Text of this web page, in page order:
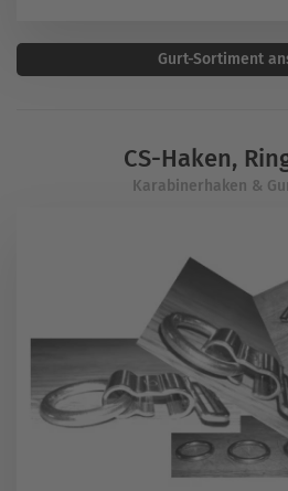
Gurt-Sortiment
CS-Haken,
Karabinerhaken &